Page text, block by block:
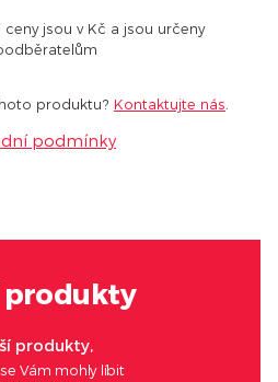
ceny jsou v Kč a jsou určeny
produktu? Kontaktujte nás
podmínky
produkty
produkty,
Vám mohly líbit